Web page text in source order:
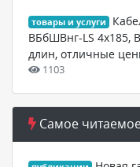
товары и услуги
ВБбШВнг-LS 4х185,
длин, отличные
1103
Самое